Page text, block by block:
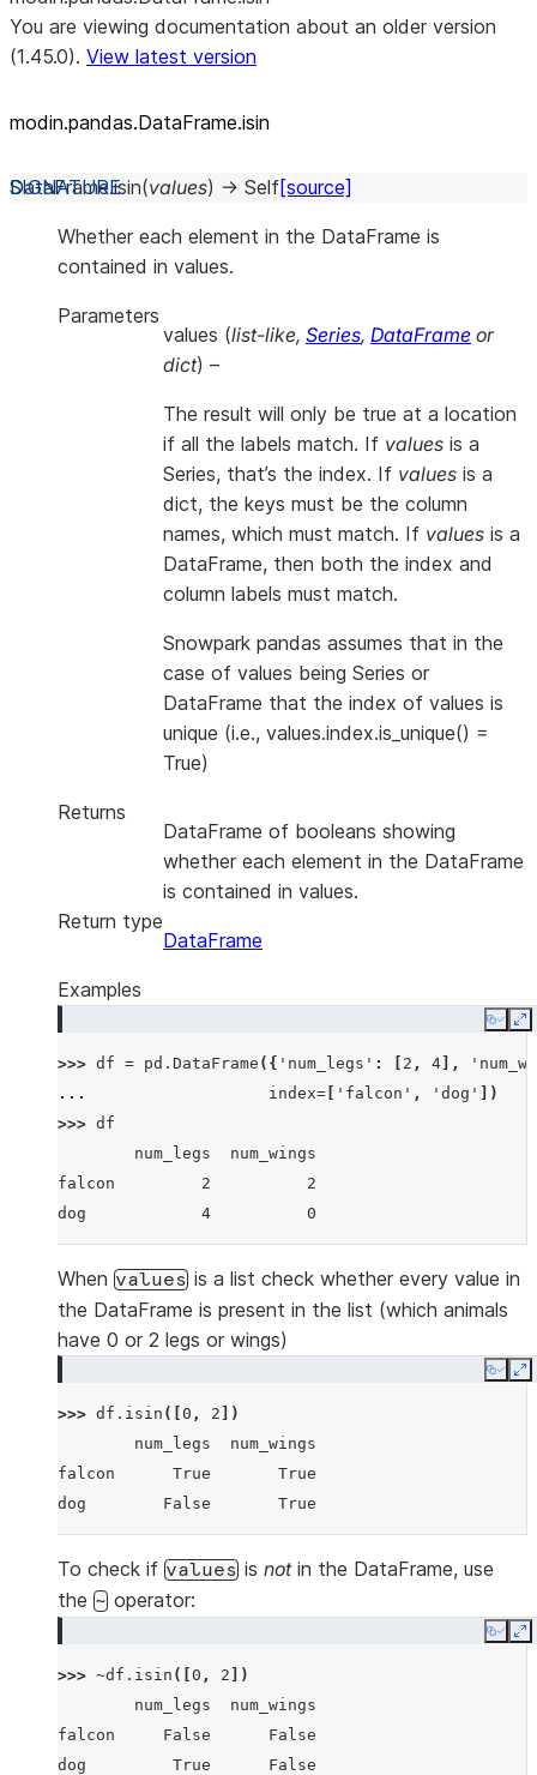
You are viewing documentation about an older version
(1.45.0). View latest version
modin.pandas.DataFrame.isin
DataFrame.isin(values) → Self[source]
Whether each element in the DataFrame is
contained in values.
Parameters
values (list-like, Series, DataFrame or
dict) –
The result will only be true at a location
if all the labels match. If values is a
Series, that’s the index. If values is a
dict, the keys must be the column
names, which must match. If values is a
DataFrame, then both the index and
column labels must match.
Snowpark pandas assumes that in the
case of values being Series or
DataFrame that the index of values is
unique (i.e., values.index.is_unique() =
True)
Returns
DataFrame of booleans showing
whether each element in the DataFrame
is contained in values.
Return type
DataFrame
Examples
Copy
>>> df = pd . DataFrame ({ 'num_legs' : 2 , 4 ],
...
index= 'falcon' , 'dog'
])
>>> df
        num_legs  num_wings
falcon         2          2
dog            4          0
When values is a list check whether every value in
the DataFrame is present in the list (which animals
have 0 or 2 legs or wings)
Copy
>>> df . isin ([ 0 , 2 ])
        num_legs  num_wings
falcon      True       True
dog        False       True
To check if values is notin the DataFrame, use
the ~ operator:
Copy
>>> ~df . isin ([ 0 , 2 ])
        num_legs  num_wings
falcon     False      False
dog         True      False